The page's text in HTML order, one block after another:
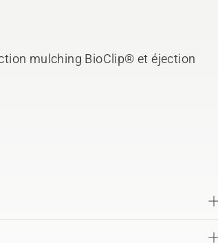
mulching BioClip® et éjection